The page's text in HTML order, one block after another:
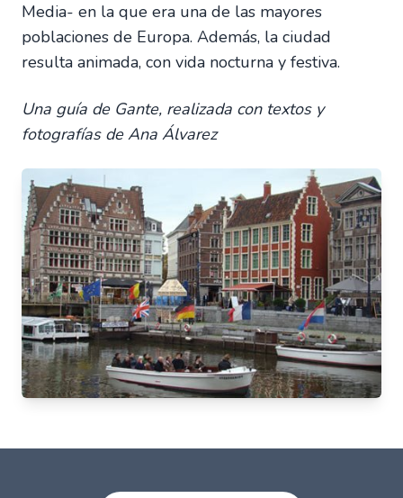
Media- en la que era una de las mayores
poblaciones de Europa. Además, la ciudad
resulta animada, con vida nocturna y festiva.
Una guía de Gante, realizada con textos y
fotografías de Ana Álvarez